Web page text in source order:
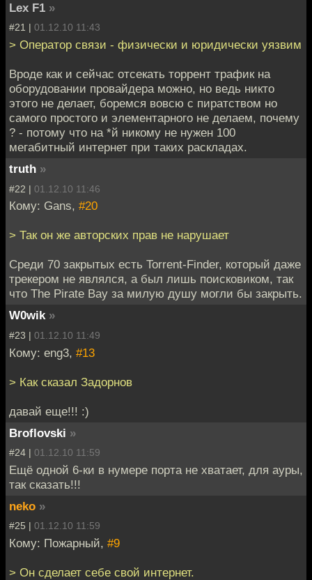
Lex F1 »
#21 | 01.12.10 11:43
> Оператор связи - физически и юридически уязвим
Вроде как и сейчас отсекать торрент трафик на
оборудовании провайдера можно, но ведь никто
этого не делает, боремся вовсю с пиратством но
самого простого и элементарного не делаем, почему
? - потому что на *й никому не нужен 100
мегабитный интернет при таких раскладах.
truth »
#22 | 01.12.10 11:46
Кому: Gans, #20
> Так он же авторских прав не нарушает
Среди 70 закрытых есть Torrent-Finder, который даже
трекером не являлся, а был лишь поисковиком, так
что The Pirate Bay за милую душу могли бы закрыть.
W0wik »
#23 | 01.12.10 11:49
Кому: eng3, #13
> Как сказал Задорнов
давай еще!!! :)
Broflovski »
#24 | 01.12.10 11:59
Ещё одной 6-ки в нумере порта не хватает, для ауры,
так сказать!!!
neko »
#25 | 01.12.10 11:59
Кому: Пожарный, #9
> Он сделает себе свой интернет.